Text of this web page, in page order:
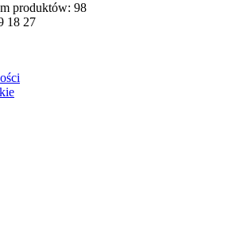
produktów: 98
18 27